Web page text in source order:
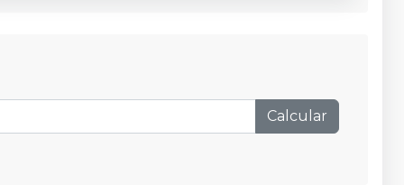
Calcular